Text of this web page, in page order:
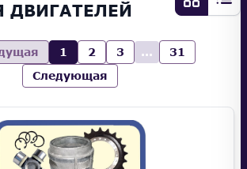
ДВИГАТЕЛЕЙ
1 2 3 ...
31
Следующая